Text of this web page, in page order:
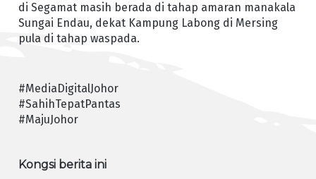
di Segamat masih berada di tahap amaran manakala
Sungai Endau, dekat Kampung Labong di Mersing
pula di tahap waspada.
#MediaDigitalJohor
#SahihTepatPantas
#MajuJohor
Kongsi berita ini